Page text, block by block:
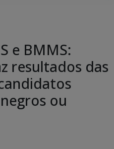
e BMMS:
resultados das
ou